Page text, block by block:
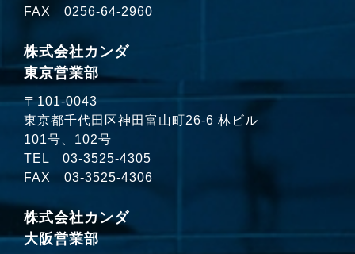
FAX 0256-64-2960
株式会社カンダ
東京営業部
〒101-0043
東京都千代田区神田富山町26-6 林ビル
101号、102号
TEL 03-3525-4305
FAX 03-3525-4306
株式会社カンダ
大阪営業部